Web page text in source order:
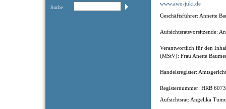
Suche
www.awo-juki.de
Geschäftsführer: Annette
Aufsichtsratsvorsitzende:
Verantwortlich für den
(MStV): Frau Anette
Handelsregister:
Registernummer: HRB
Aufsichtsrat: Angelika